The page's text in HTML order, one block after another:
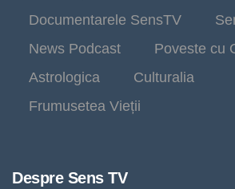
Documentarele SensTV
News Podcast
Poveste cu
Astrologica
Culturalia
Frumusetea Vieții
Despre Sens TV